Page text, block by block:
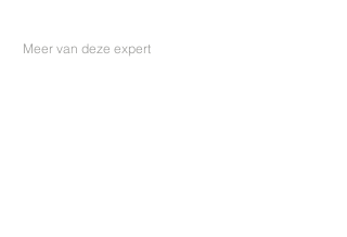
Meer van deze expert